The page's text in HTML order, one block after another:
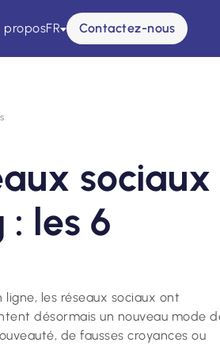
proposFR Contactez-nous
sociaux
les 6
les réseaux sociaux ont
désormais un nouveau mode
de fausses croyances ou